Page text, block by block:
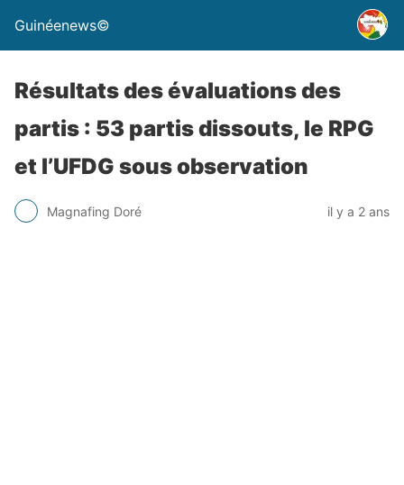
Guinéenews©
Résultats des évaluations des
partis : 53 partis dissouts, le RPG
et l’UFDG sous observation
Magnafing Doré il y a 2 ans